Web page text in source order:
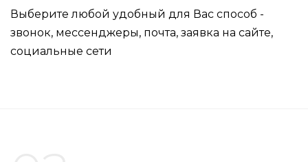
Выберите любой удобный для Вас способ -
звонок, мессенджеры, почта, заявка на сайте,
социальные сети